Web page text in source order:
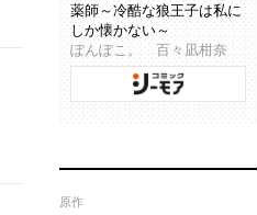
薬師～冷酷な狼王子は私に
しか懐かない～
ぽんぽこ。 百々凪柑奈
原作